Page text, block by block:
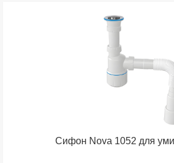
Сифон Nova 1052 для